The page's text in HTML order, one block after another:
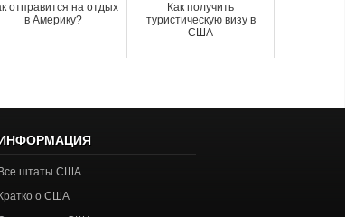
отправится на отдых
в Америку?
Как получить
туристическую визу в
США
Все штаты США
Кратко о США